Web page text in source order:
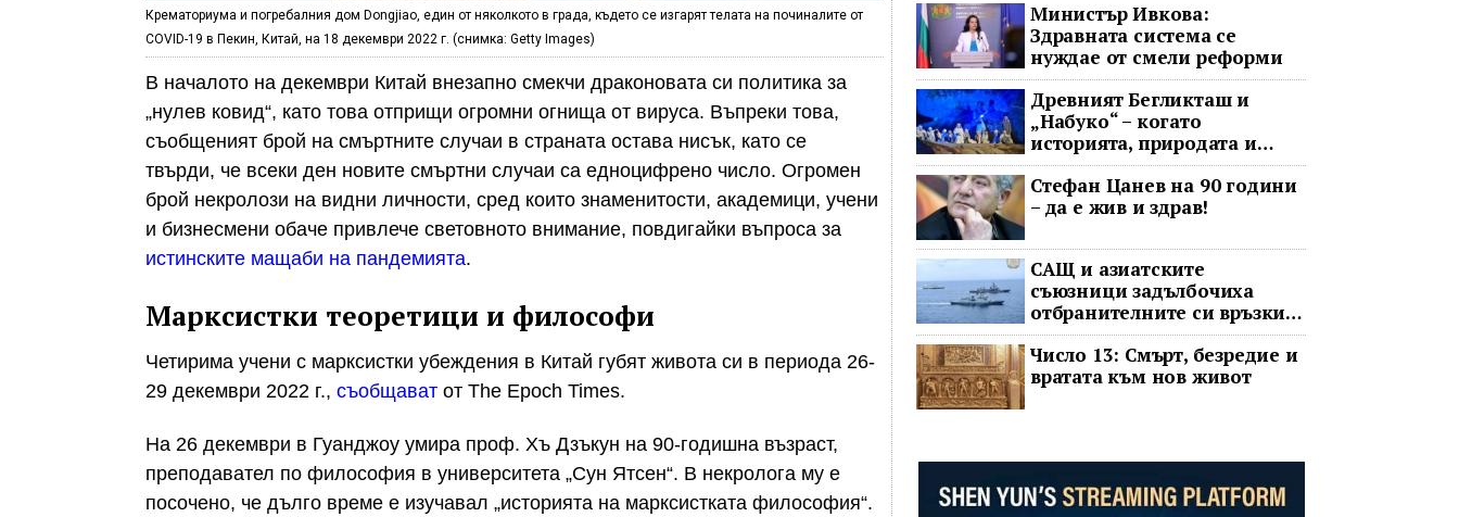
Крематориума и погребалния дом Dongjiao, един от няколкото в града, където се изгарят телата на починалите от
COVID-19 в Пекин, Китай, на 18 декември 2022 г. (снимка: Getty Images)
В началото на декември Китай внезапно смекчи драконовата си политика за
„нулев ковид“, като това отприщи огромни огнища от вируса. Въпреки това,
съобщеният брой на смъртните случаи в страната остава нисък, като се
твърди, че всеки ден новите смъртни случаи са едноцифрено число. Огромен
брой некролози на видни личности, сред които знаменитости, академици, учени
и бизнесмени обаче привлече световното внимание, повдигайки въпроса за
истинските мащаби на пандемията.
Марксистки теоретици и философи
Четирима учени с марксистки убеждения в Китай губят живота си в периода 26-
29 декември 2022 г., съобщават от The Epoch Times.
На 26 декември в Гуанджоу умира проф. Хъ Дзъкун на 90-годишна възраст,
преподавател по философия в университета „Сун Ятсен“. В некролога му е
посочено, че дълго време е изучавал „историята на марксистката философия“.
Министър Ивкова:
Здравната система се
нуждае от смели реформи
Древният Бегликташ и
„Набуко“ – когато
историята, природата и
операта говорят на един
език
Стефан Цанев на 90 години
– да е жив и здрав!
САЩ и азиатските
съюзници задълбочиха
отбранителните си връзки
срещу Китай
Число 13: Смърт, безредие и
вратата към нов живот